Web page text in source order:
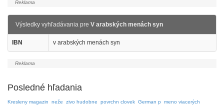
Výsledky vyhľadávania pre V arabských menách syn
IBN v arabských menách syn
Posledné hľadania
Kresleny magazin neže zivo hudobne povrchn clovek German p meno viacerých